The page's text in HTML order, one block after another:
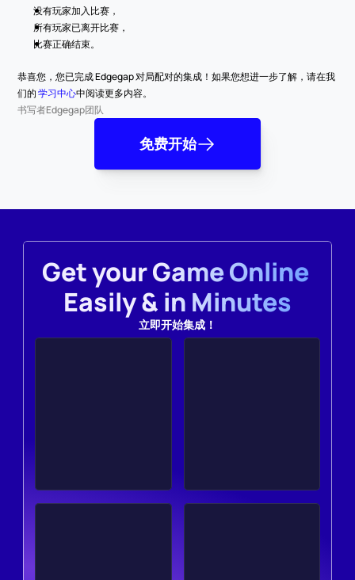
没有玩家加入比赛，
所有玩家已离开比赛，
比赛正确结束。
恭喜您，您已完成 Edgegap 对局配对的集成！如果您想进一步了解，请在我
们的 学习中心中阅读更多内容。
书写者Edgegap团队
免费开始
Get your Game Online
Easily & in Minutes
立即开始集成！